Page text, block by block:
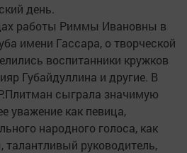
день.
работы Риммы Ивановны в
имени Гассара, о творческой
воспитанники кружков
Губайдуллина и другие. В
сыграла значимую
уважение как певица,
народного голоса, как
руководитель,